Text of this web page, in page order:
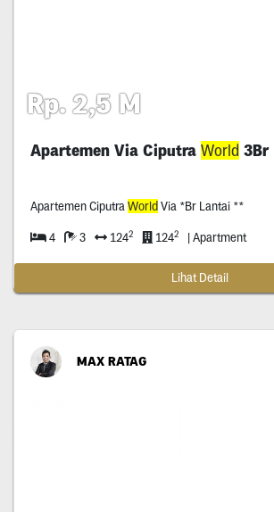
Rp. 2,5 M
Apartemen Via Ciputra World 3Br
Apartemen CiputraWorld Via *Br Lantai **
4 3 1242 1242 | Apartment
Lihat Detail
MAX RATAG